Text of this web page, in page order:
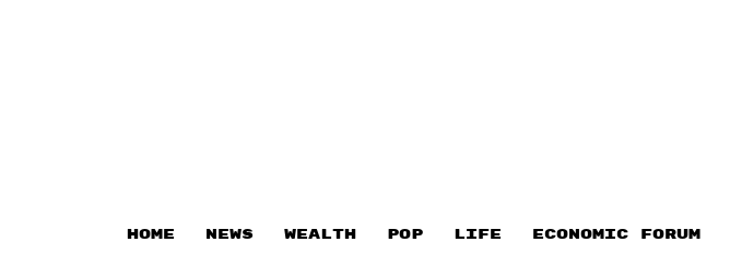
HOME NEWS WEALTH POP LIFE ECONOMIC FORUM